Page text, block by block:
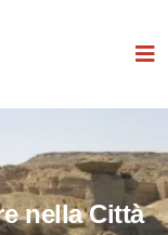
nella Città